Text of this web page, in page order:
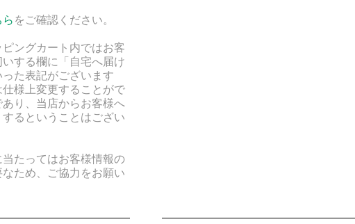
をご確認ください。
ングカート内ではお客
する欄に「自宅へ届け
た表記がございます
様上変更することがで
り、当店からお客様へ
るということはござい
たってはお客様情報の
ため、ご協力をお願い